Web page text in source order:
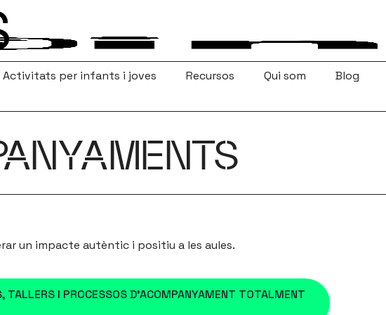
Activitats per infants i joves Recursos Qui som
Blog
un impacte autèntic i positiu a les aules.
TALLERS I PROCESSOS D’ACOMPANYAMENT TOTALMENT